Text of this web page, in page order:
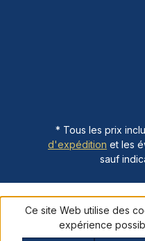
* Tous les prix
d'expédition et les
sauf
Ce site Web utilise des
expérience